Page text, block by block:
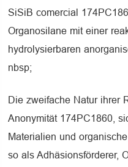
SiSiB comercial
Organosilane mit einer
hydrolysierbaren
nbsp;
Die zweifache Natur ihrer
Anonymität 174PC1860,
Materialien und
so als Adhäsionsförderer,